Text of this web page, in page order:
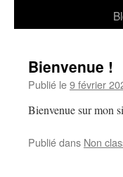
Bienvenue !
Publié le9 février
Bienvenue sur mon
Publié dans Non